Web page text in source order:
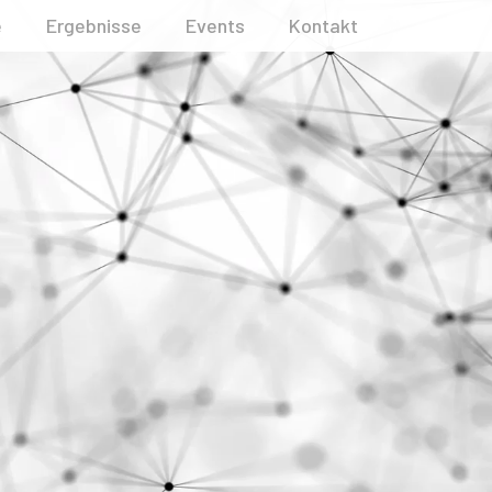
Ergebnisse Events Kontakt